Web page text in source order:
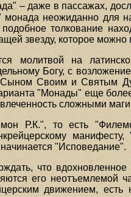
– даже в пассажах,
монада неожиданно для
толкование
звезду, которое
молитвой на
Богу, с
Сыном Своим и Святым
"Монады" еще
сложными
Р.К.", то есть
"Исповедание".
что
его неотъемлемой
движением,